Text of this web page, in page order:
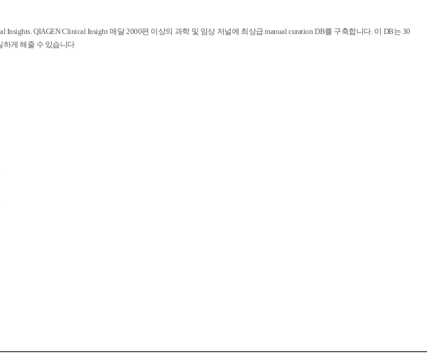
QIAGEN Clinical Insight 매달 2000편 이상의 과학 및 임상 저널에 최상급 manual curation DB를 구축합니다. 이 DB는 30
하게 해줄 수 있습니다